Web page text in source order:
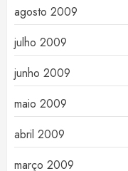
agosto 2009
julho 2009
junho 2009
maio 2009
abril 2009
março 2009